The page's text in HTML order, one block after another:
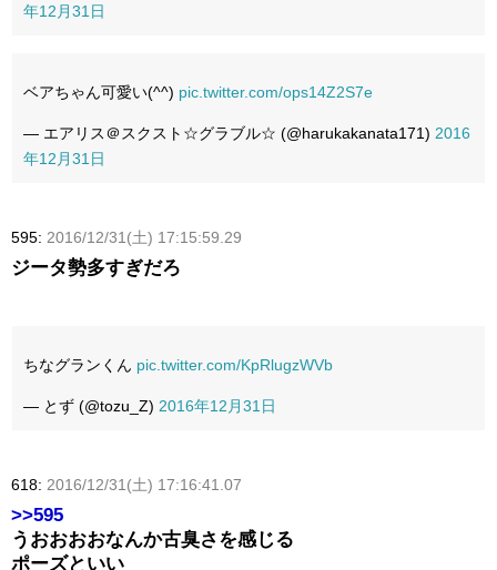
年12月31日
ベアちゃん可愛い(^^) pic.twitter.com/ops14Z2S7e
— エアリス＠スクスト☆グラブル☆ (@harukakanata171) 2016
年12月31日
595: 2016/12/31(土) 17:15:59.29
ジータ勢多すぎだろ
ちなグランくん pic.twitter.com/KpRlugzWVb
— とず (@tozu_Z) 2016年12月31日
618: 2016/12/31(土) 17:16:41.07
>>595
うおおおおなんか古臭さを感じる
ポーズといい